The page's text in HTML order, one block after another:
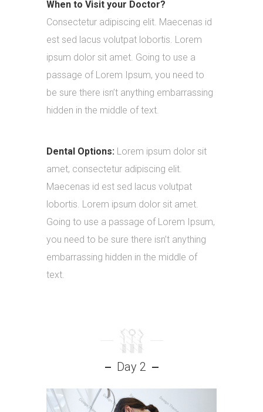
When to Visit your Doctor?
Consectetur adipiscing elit. Maecenas id
est sed lacus volutpat lobortis. Lorem
ipsum dolor sit amet. Going to use a
passage of Lorem Ipsum, you need to
be sure there isn’t anything embarrassing
hidden in the middle of text.
Dental Options: Lorem ipsum dolor sit
amet, consectetur adipiscing elit.
Maecenas id est sed lacus volutpat
lobortis. Lorem ipsum dolor sit amet.
Going to use a passage of Lorem Ipsum,
you need to be sure there isn’t anything
embarrassing hidden in the middle of
text.
Day 2